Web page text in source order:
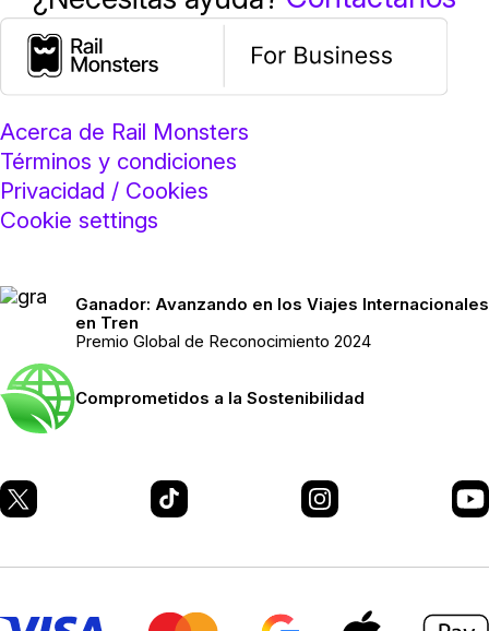
Acerca de Rail Monsters
Términos y condiciones
Privacidad / Cookies
Cookie settings
Ganador: Avanzando en los Viajes Internacionales
en Tren
Premio Global de Reconocimiento 2024
Comprometidos a la Sostenibilidad